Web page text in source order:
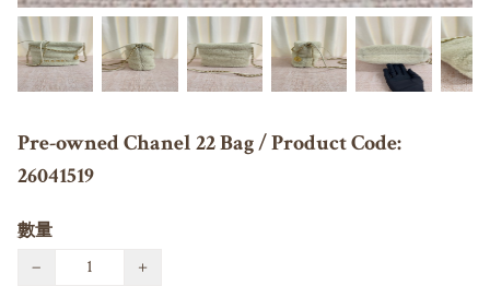
Pre-owned Chanel 22 Bag / Product Code:
26041519
數量
−
+